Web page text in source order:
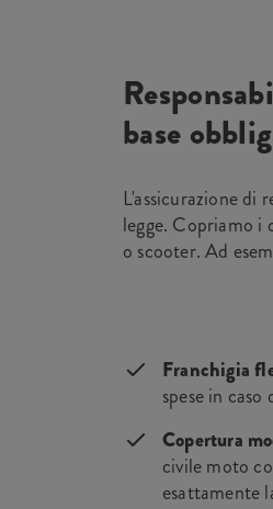
base
L'assicurazione di
legge. Copriamo i
o scooter. Ad
Franchigia
spese in caso
Copertura
civile moto
esattamente